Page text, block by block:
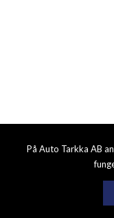
På Auto Tarkka AB